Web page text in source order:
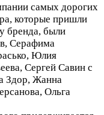
самых дорогих
которые пришли
бренда, были
Серафима
Юлия
Сергей Савин с
Здор, Жанна
Ольга